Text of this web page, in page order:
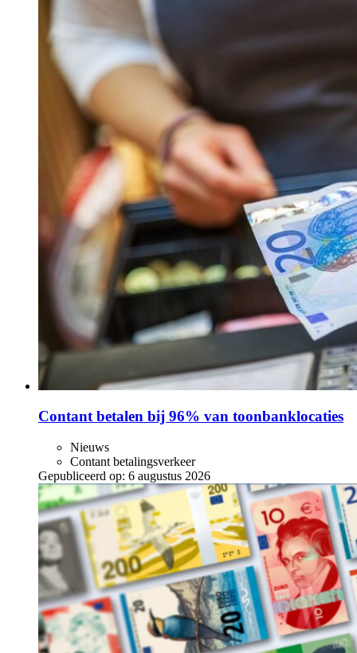
Contant betalen bij 96% van toonbanklocaties
Nieuws
Contant betalingsverkeer
Gepubliceerd op: 6 augustus 2026